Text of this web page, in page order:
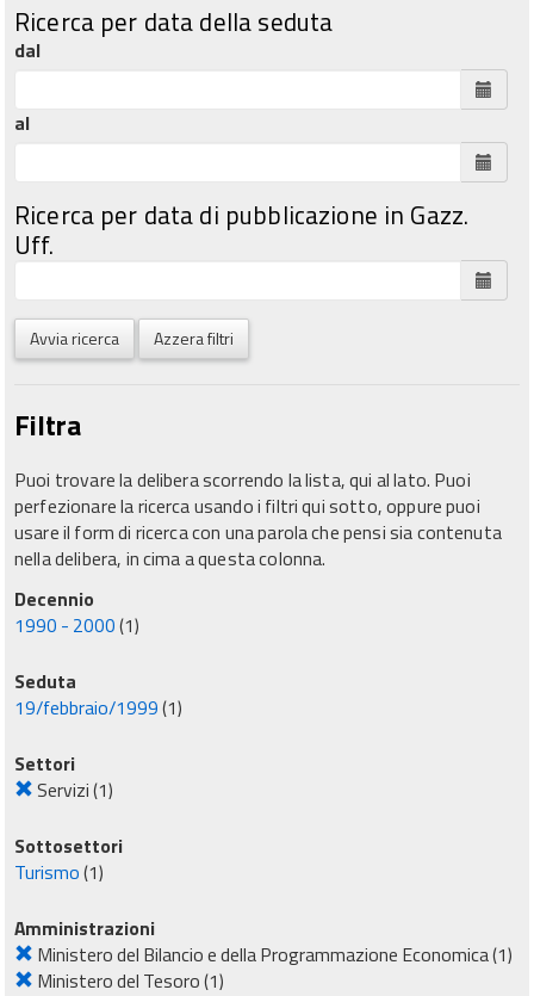
Ricerca per data della seduta
dal
al
Ricerca per data di pubblicazione in Gazz.
Uff.
Avvia ricerca Azzera filtri
Filtra
Puoi trovare la delibera scorrendo la lista, qui al lato. Puoi
perfezionare la ricerca usando i filtri qui sotto, oppure puoi
usare il form di ricerca con una parola che pensi sia contenuta
nella delibera, in cima a questa colonna.
Decennio
1990 - 2000(1)
Seduta
19/febbraio/1999(1)
Settori
Servizi(1)
Sottosettori
Turismo(1)
Amministrazioni
Ministero del Bilancio e della Programmazione Economica(1)
Ministero del Tesoro(1)